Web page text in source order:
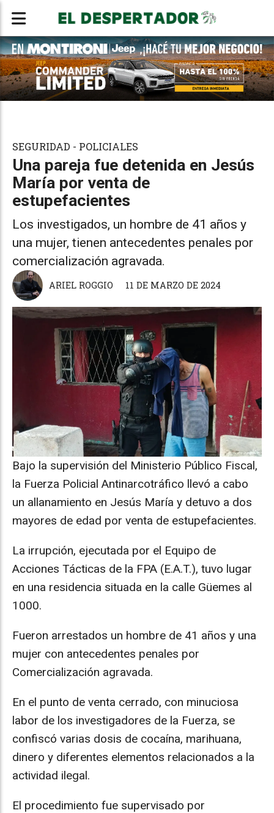
Una pareja fue detenida en Jesús
María por venta de
estupefacientes
Los investigados, un hombre de 41 años y
una mujer, tienen antecedentes penales por
comercialización agravada.
SEGURIDAD - POLICIALES
11 DE MARZO DE 2024
ARIEL ROGGIO
Bajo la supervisión del Ministerio Público Fiscal,
la Fuerza Policial Antinarcotráfico llevó a cabo
un allanamiento en Jesús María y detuvo a dos
mayores de edad por venta de estupefacientes.
La irrupción, ejecutada por el Equipo de
Acciones Tácticas de la FPA (E.A.T.), tuvo lugar
en una residencia situada en la calle Güemes al
1000.
Fueron arrestados un hombre de 41 años y una
mujer con antecedentes penales por
Comercialización agravada.
En el punto de venta cerrado, con minuciosa
labor de los investigadores de la Fuerza, se
confiscó varias dosis de cocaína, marihuana,
dinero y diferentes elementos relacionados a la
actividad ilegal.
El procedimiento fue supervisado por